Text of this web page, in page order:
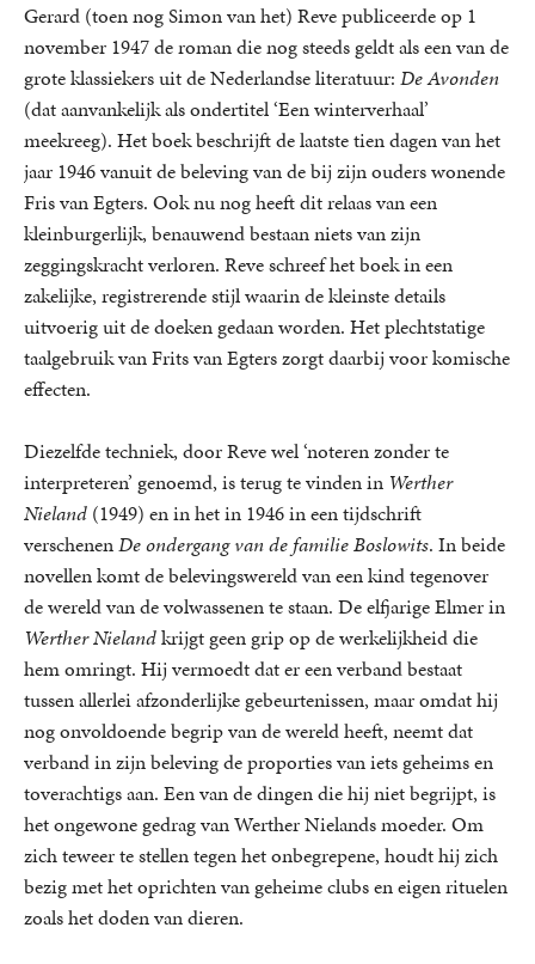
Gerard (toen nog Simon van het) Reve publiceerde op 1
november 1947 de roman die nog steeds geldt als een van de
grote klassiekers uit de Nederlandse literatuur: De Avonden
(dat aanvankelijk als ondertitel ‘Een winterverhaal’
meekreeg). Het boek beschrijft de laatste tien dagen van het
jaar 1946 vanuit de beleving van de bij zijn ouders wonende
Fris van Egters. Ook nu nog heeft dit relaas van een
kleinburgerlijk, benauwend bestaan niets van zijn
zeggingskracht verloren. Reve schreef het boek in een
zakelijke, registrerende stijl waarin de kleinste details
uitvoerig uit de doeken gedaan worden. Het plechtstatige
taalgebruik van Frits van Egters zorgt daarbij voor komische
effecten.
Diezelfde techniek, door Reve wel ‘noteren zonder te
interpreteren’ genoemd, is terug te vinden in Werther
Nieland (1949) en in het in 1946 in een tijdschrift
verschenenDe ondergang van de familie Boslowits. In beide
novellen komt de belevingswereld van een kind tegenover
de wereld van de volwassenen te staan. De elfjarige Elmer in
Werther Nielandkrijgt geen grip op de werkelijkheid die
hem omringt. Hij vermoedt dat er een verband bestaat
tussen allerlei afzonderlijke gebeurtenissen, maar omdat hij
nog onvoldoende begrip van de wereld heeft, neemt dat
verband in zijn beleving de proporties van iets geheims en
toverachtigs aan. Een van de dingen die hij niet begrijpt, is
het ongewone gedrag van Werther Nielands moeder. Om
zich teweer te stellen tegen het onbegrepene, houdt hij zich
bezig met het oprichten van geheime clubs en eigen rituelen
zoals het doden van dieren.